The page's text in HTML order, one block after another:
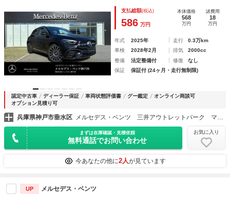
ングルーフ コスモスブラック 運転席助手席メモリー機能付
きパワーシート レーダーセーフティパッケージ ブラインド
スポットアシスト シートヒーター タイプＣ
支払総額(税込)
586 万円
本体価格
568
万円
諸費用
18
万円
年式 2025年 走行
0.3万km
車検
2028年2月 排気
2000cc
整備
法定整備付 修復
なし
保証
保証付 (24ヶ月・走行無制限)
認定中古車 ディーラー保証 車両状態評価書 グー鑑定
オンライン商談可
オプション見積り可
兵庫県神戸市垂水区 メルセデス・ベンツ 三井アウトレットパーク マリンピア神戸店株式会社シュテルン神戸西
まずは在庫確認・見積依頼
無料通話でお問い合わせ
お気に入り
今あなたの他に2人が見ています
UP メルセデス・ベンツ